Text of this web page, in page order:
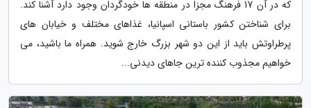
که در آن 17 فرهنگ مجزا در منطقه ها خودگردان وجود دارد آشنا کند.
برای شناختن کشور باستانی اسپانیا، غذاهای مختلف و خیابان های
پرطراوتش باید از این دو شهر بزرگ خارج شوید. همراه ما باشید، می
خواهیم مجذوب کننده ترین جاهای دیدنی...